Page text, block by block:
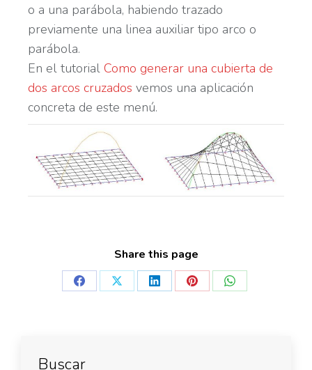
o a una parábola, habiendo trazado
previamente una linea auxiliar tipo arco o
parábola.
En el tutorial Como generar una cubierta de
dos arcos cruzados vemos una aplicación
concreta de este menú.
Share this page
Buscar